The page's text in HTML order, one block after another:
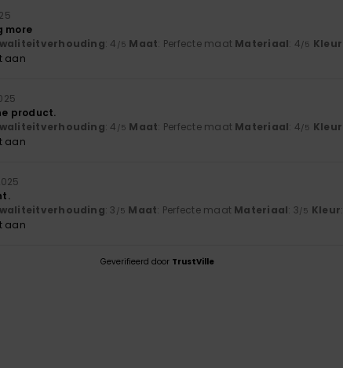
more
: 4 /5 Maat: Perfecte maat Materiaal: 4/5 Kleur
aan
product.
: 4 /5 Maat: Perfecte maat Materiaal: 4/5 Kleur
aan
: 3 /5 Maat: Perfecte maat Materiaal: 3/5 Kleur
aan
Geverifieerd door TrustVille